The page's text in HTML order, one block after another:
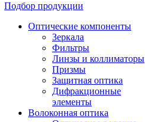
Подбор продукции
Оптические компоненты
Зеркала
Фильтры
Линзы и коллиматоры
Призмы
Защитная оптика
Дифракционные
элементы
Волоконная оптика